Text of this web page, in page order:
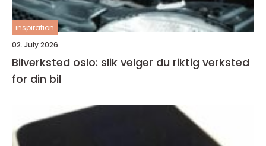
inspiration
02. July 2026
Bilverksted oslo: slik velger du riktig verksted
for din bil